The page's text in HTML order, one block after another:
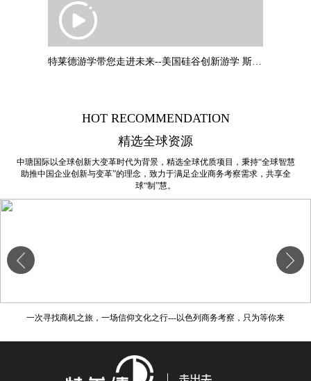
特莱德游学带您走进未来--美国硅谷创新游学 斯坦福大学：叶教授专题
HOT RECOMMENDATION
精选全球资源
中瑭国际以全球创新大变革时代为背景，精选全球优质项目，秉持“全球智慧
助推中国企业创新与变革”的理念，致力于满足企业商务考察需求，共享全
球“制”慧。
一次寻找商机之旅，一场信仰文化之行---以色列商务考察，只为等你来